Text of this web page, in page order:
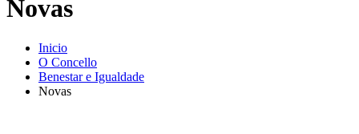
Novas
Inicio
O Concello
Benestar e Igualdade
Novas